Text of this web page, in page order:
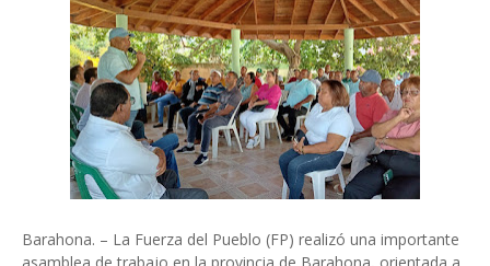
Barahona. – La Fuerza del Pueblo (FP) realizó una importante